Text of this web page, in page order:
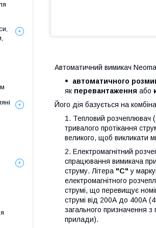
Автоматичний вимикач
автоматичного
як перевантаження або
Його дія базується на
Тепловий розчеплювач
тривалого протікання
великого, щоб викликати
Електромагнітний
спрацювання вимикача при
струму. Літера "С" у
електромагнітного
струмі, що перевищує
струмі від 200А до 400А
загального призначення з
прилади).